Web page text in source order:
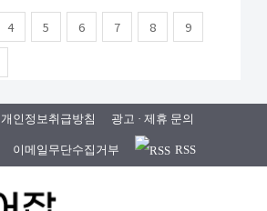
4 5 6 7 8 9
개인정보취급방침 광고 · 제휴 문의
이메일무단수집거부 RSS